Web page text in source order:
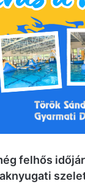
felhős